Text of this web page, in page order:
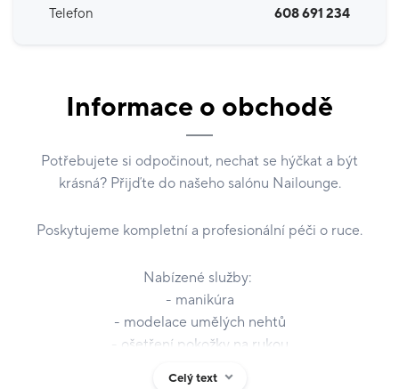
Telefon 608 691 234
Informace o obchodě
Potřebujete si odpočinout, nechat se hýčkat a být
krásná? Přijďte do našeho salónu Nailounge.
Poskytujeme kompletní a profesionální péči o ruce.
Nabízené služby:
- manikúra
- modelace umělých nehtů
- ošetření pokožky na rukou
Celý text